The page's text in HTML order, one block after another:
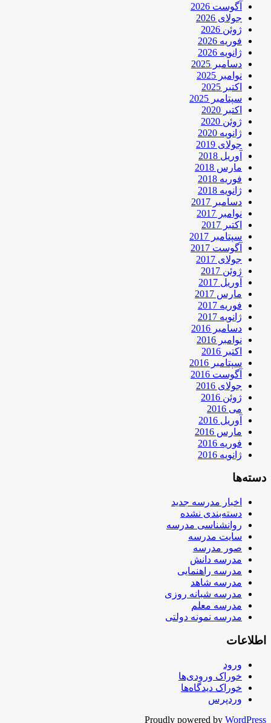
آگوست 2026
جولای 2026
ژوئن 2026
فوریه 2026
ژانویه 2026
دسامبر 2025
نوامبر 2025
اکتبر 2025
سپتامبر 2025
اکتبر 2020
ژوئن 2020
ژانویه 2020
جولای 2019
آوریل 2018
مارس 2018
فوریه 2018
ژانویه 2018
دسامبر 2017
نوامبر 2017
اکتبر 2017
سپتامبر 2017
آگوست 2017
جولای 2017
ژوئن 2017
آوریل 2017
مارس 2017
فوریه 2017
ژانویه 2017
دسامبر 2016
نوامبر 2016
اکتبر 2016
سپتامبر 2016
آگوست 2016
جولای 2016
ژوئن 2016
می 2016
آوریل 2016
مارس 2016
فوریه 2016
ژانویه 2016
دسته‌ها
اخبار مدرسه جدید
دسته‌بندی نشده
روانشناسی مدرسه
سایت مدرسه
صور مدرسه
مدرسه دانش
مدرسه راهنمایی
مدرسه شاهد
مدرسه شبانه روزی
مدرسه معلم
مدرسه نمونه دولتی
اطلاعات
ورود
خوراک ورودی‌ها
خوراک دیدگاه‌ها
وردپرس
Proudly powered by WordPress